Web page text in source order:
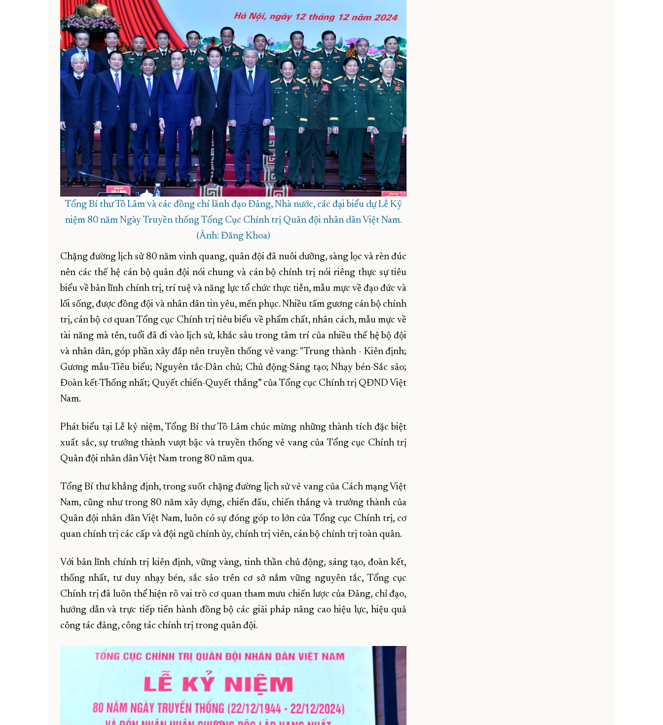
Tổng Bí thư Tô Lâm và các đồng chí lãnh đạo Đảng, Nhà nước, các đại biểu dự Lễ Kỷ
niệm 80 năm Ngày Truyền thống Tổng Cục Chính trị Quân đội nhân dân Việt Nam.
(Ảnh: Đăng Khoa)
Chặng đường lịch sử 80 năm vinh quang, quân đội đã nuôi dưỡng, sàng lọc và rèn đúc
nên các thế hệ cán bộ quân đội nói chung và cán bộ chính trị nói riêng thực sự tiêu
biểu về bản lĩnh chính trị, trí tuệ và năng lực tổ chức thực tiễn, mẫu mực về đạo đức và
lối sống, được đồng đội và nhân dân tin yêu, mến phục. Nhiều tấm gương cán bộ chính
trị, cán bộ cơ quan Tổng cục Chính trị tiêu biểu về phẩm chất, nhân cách, mẫu mực về
tài năng mà tên, tuổi đã đi vào lịch sử, khắc sâu trong tâm trí của nhiều thế hệ bộ đội
và nhân dân, góp phần xây đắp nên truyền thống vẻ vang: "Trung thành - Kiên định;
Gương mẫu-Tiêu biểu; Nguyên tắc-Dân chủ; Chủ động-Sáng tạo; Nhạy bén-Sắc sảo;
Đoàn kết-Thống nhất; Quyết chiến-Quyết thắng” của Tổng cục Chính trị QĐND Việt
Nam.
Phát biểu tại Lễ kỷ niệm, Tổng Bí thư Tô Lâm chúc mừng những thành tích đặc biệt
xuất sắc, sự trưởng thành vượt bậc và truyền thống vẻ vang của Tổng cục Chính trị
Quân đội nhân dân Việt Nam trong 80 năm qua.
Tổng Bí thư khẳng định, trong suốt chặng đường lịch sử vẻ vang của Cách mạng Việt
Nam, cũng như trong 80 năm xây dựng, chiến đấu, chiến thắng và trưởng thành của
Quân đội nhân dân Việt Nam, luôn có sự đóng góp to lớn của Tổng cục Chính trị, cơ
quan chính trị các cấp và đội ngũ chính ủy, chính trị viên, cán bộ chính trị toàn quân.
Với bản lĩnh chính trị kiên định, vững vàng, tinh thần chủ động, sáng tạo, đoàn kết,
thống nhất, tư duy nhạy bén, sắc sảo trên cơ sở nắm vững nguyên tắc, Tổng cục
Chính trị đã luôn thể hiện rõ vai trò cơ quan tham mưu chiến lược của Đảng, chỉ đạo,
hướng dẫn và trực tiếp tiến hành đồng bộ các giải pháp nâng cao hiệu lực, hiệu quả
công tác đảng, công tác chính trị trong quân đội.